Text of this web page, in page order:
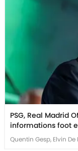
PSG, Real Madrid
informations foot
Quentin Gesp, Elvin De